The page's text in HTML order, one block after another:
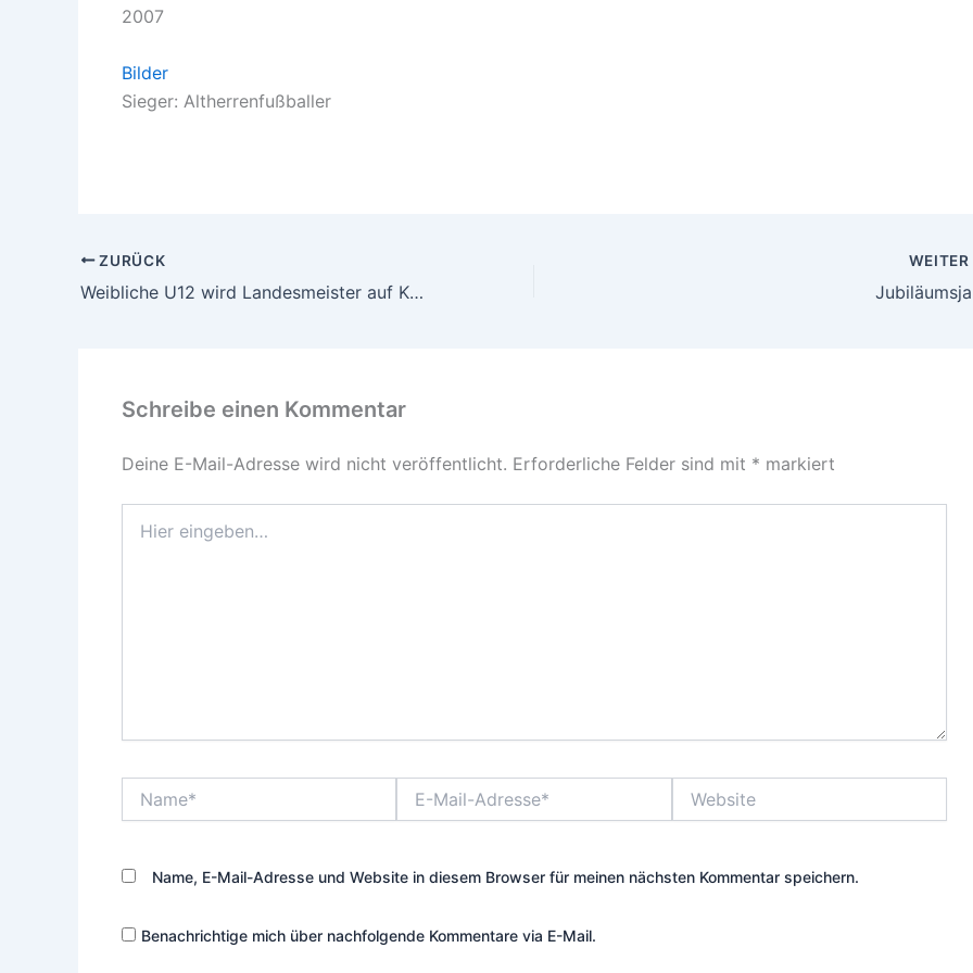
2007
Bilder
Sieger: Altherrenfußballer
ZURÜCK
Weibliche U12 wird Landesmeister auf Kleinfeld
WEITER
Schreibe einen Kommentar
Deine E-Mail-Adresse wird nicht veröffentlicht. Erforderliche Felder sind mit * markiert
eingeben…
Mail-
Name, E-Mail-Adresse und Website in diesem Browser für meinen nächsten Kommentar speichern.
Benachrichtige mich über nachfolgende Kommentare via E-Mail.